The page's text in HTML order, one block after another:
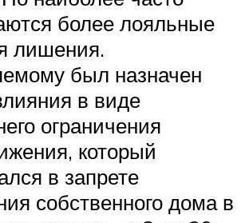
более лояльные
лишения.
был назначен
в виде
ограничения
который
в запрете
собственного дома в